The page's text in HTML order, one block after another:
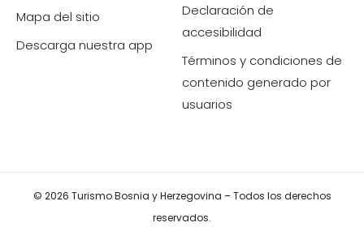
Mapa del sitio
Descarga nuestra app
Declaración de
accesibilidad
Términos y condiciones de
contenido generado por
usuarios
© 2026 Turismo Bosnia y Herzegovina – Todos los derechos
reservados.